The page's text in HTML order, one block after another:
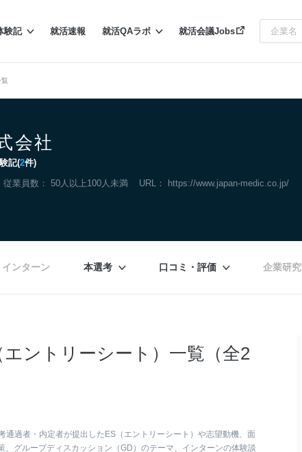
験記 就活速報 就活QAラボ 就活会議Jobs
会社
記(2件)
従業員数： 50人以上100人未満 URL： https://www.japan-medic.co.jp/
インターン 本選考 口コミ・評価 企業研究
ントリーシート）一覧（全2
過者・内定者が提出したES（エントリーシート）や志望動機、面
グループディスカッション（GD）のテーマ、インターンの体験談